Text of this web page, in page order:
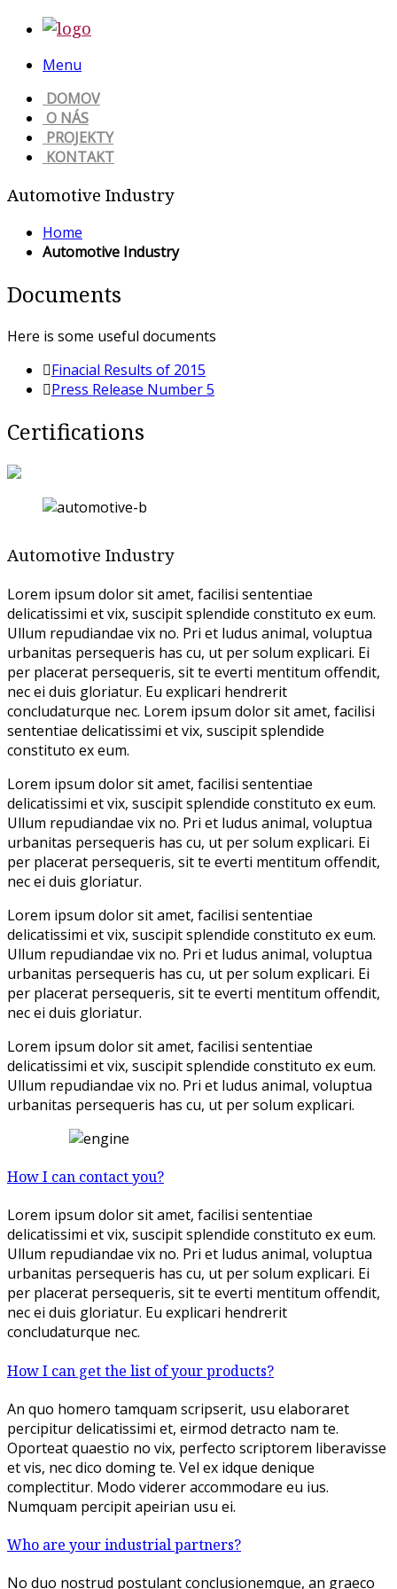
Menu
DOMOV
O NÁS
PROJEKTY
KONTAKT
Automotive Industry
Home
Automotive Industry
Documents
Here is some useful documents
Finacial Results of 2015
Press Release Number 5
Certifications
Automotive Industry
Lorem ipsum dolor sit amet, facilisi sententiae
delicatissimi et vix, suscipit splendide constituto ex eum.
Ullum repudiandae vix no. Pri et ludus animal, voluptua
urbanitas persequeris has cu, ut per solum explicari. Ei
per placerat persequeris, sit te everti mentitum offendit,
nec ei duis gloriatur. Eu explicari hendrerit
concludaturque nec. Lorem ipsum dolor sit amet, facilisi
sententiae delicatissimi et vix, suscipit splendide
constituto ex eum.
Lorem ipsum dolor sit amet, facilisi sententiae
delicatissimi et vix, suscipit splendide constituto ex eum.
Ullum repudiandae vix no. Pri et ludus animal, voluptua
urbanitas persequeris has cu, ut per solum explicari. Ei
per placerat persequeris, sit te everti mentitum offendit,
nec ei duis gloriatur.
Lorem ipsum dolor sit amet, facilisi sententiae
delicatissimi et vix, suscipit splendide constituto ex eum.
Ullum repudiandae vix no. Pri et ludus animal, voluptua
urbanitas persequeris has cu, ut per solum explicari. Ei
per placerat persequeris, sit te everti mentitum offendit,
nec ei duis gloriatur.
Lorem ipsum dolor sit amet, facilisi sententiae
delicatissimi et vix, suscipit splendide constituto ex eum.
Ullum repudiandae vix no. Pri et ludus animal, voluptua
urbanitas persequeris has cu, ut per solum explicari.
How I can contact you?
Lorem ipsum dolor sit amet, facilisi sententiae
delicatissimi et vix, suscipit splendide constituto ex eum.
Ullum repudiandae vix no. Pri et ludus animal, voluptua
urbanitas persequeris has cu, ut per solum explicari. Ei
per placerat persequeris, sit te everti mentitum offendit,
nec ei duis gloriatur. Eu explicari hendrerit
concludaturque nec.
How I can get the list of your products?
An quo homero tamquam scripserit, usu elaboraret
percipitur delicatissimi et, eirmod detracto nam te.
Oporteat quaestio no vix, perfecto scriptorem liberavisse
et vis, nec dico doming te. Vel ex idque denique
complectitur. Modo viderer accommodare eu ius.
Numquam percipit apeirian usu ei.
Who are your industrial partners?
No duo nostrud postulant conclusionemque, an graeco